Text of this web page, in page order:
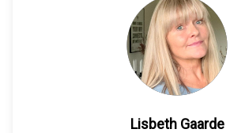
Lisbeth Gaarde